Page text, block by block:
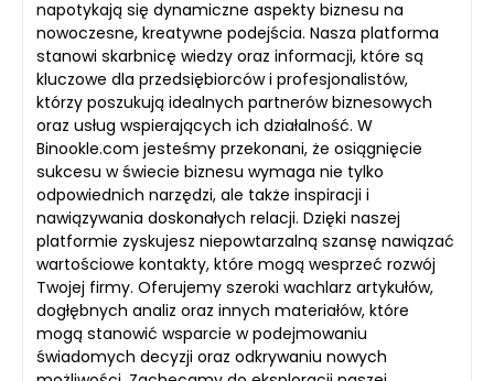
napotykają się dynamiczne aspekty biznesu na
nowoczesne, kreatywne podejścia. Nasza platforma
stanowi skarbnicę wiedzy oraz informacji, które są
kluczowe dla przedsiębiorców i profesjonalistów,
którzy poszukują idealnych partnerów biznesowych
oraz usług wspierających ich działalność. W
Binookle.com jesteśmy przekonani, że osiągnięcie
sukcesu w świecie biznesu wymaga nie tylko
odpowiednich narzędzi, ale także inspiracji i
nawiązywania doskonałych relacji. Dzięki naszej
platformie zyskujesz niepowtarzalną szansę nawiązać
wartościowe kontakty, które mogą wesprzeć rozwój
Twojej firmy. Oferujemy szeroki wachlarz artykułów,
dogłębnych analiz oraz innych materiałów, które
mogą stanowić wsparcie w podejmowaniu
świadomych decyzji oraz odkrywaniu nowych